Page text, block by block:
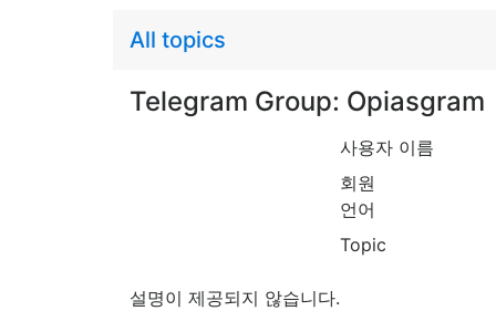
All topics
Telegram Group: Opiasgram
사용자 이름
회원
언어
Topic
설명이 제공되지 않습니다.